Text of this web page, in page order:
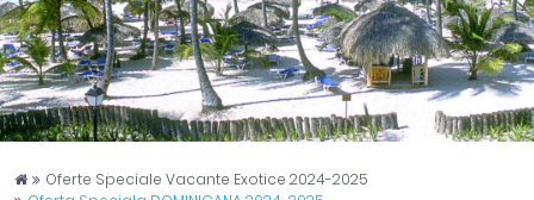
Captain Travel
Oferte Speciale Vacante Exotice 2024-2025